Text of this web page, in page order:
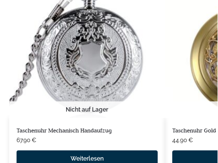
Nicht auf Lager
Taschenuhr Mechanisch Handaufzug
67.90 €
Weiterlesen
Taschenuhr Gold
44.90 €